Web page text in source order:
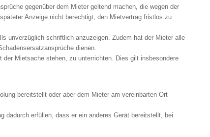
gegenüber dem Mieter geltend machen, die wegen der
Anzeige nicht berechtigt, den Mietvertrag fristlos zu
unverzüglich schriftlich anzuzeigen. Zudem hat der Mieter alle
dienen.
Mietsache stehen, zu unterrichten. Dies gilt insbesondere
bereitstellt oder aber dem Mieter am vereinbarten Ort
dadurch erfüllen, dass er ein anderes Gerät bereitstellt, bei